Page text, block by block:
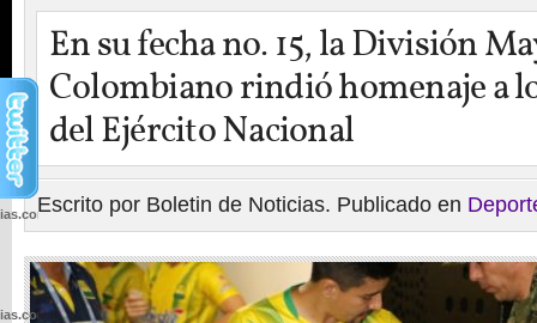
En su fecha no. 15, la División
Colombiano rindió homenaje a
del Ejército Nacional
Escrito por Boletin de Noticias. Publicado en
wp-
wp-